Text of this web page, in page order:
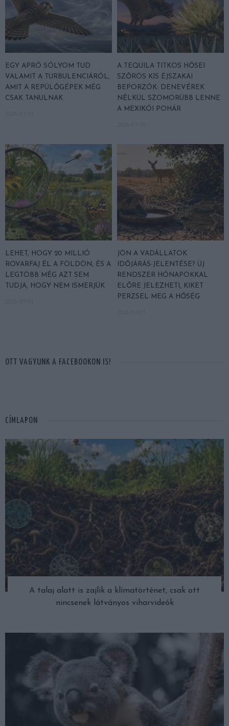
EGY APRÓ SÓLYOM TUD
VALAMIT A TURBULENCIÁRÓL,
AMIT A REPÜLŐGÉPEK MÉG
CSAK TANULNAK
A TEQUILA TITKOS HŐSEI
SZŐRÖS KIS ÉJSZAKAI
BEPORZÓK: DENEVÉREK
NÉLKÜL SZOMORÚBB LENNE
A MEXIKÓI POHÁR
LEHET, HOGY 20 MILLIÓ
ROVARFAJ ÉL A FÖLDÖN, ÉS A
LEGTÖBB MÉG AZT SEM
TUDJA, HOGY NEM ISMERJÜK
JÖN A VADÁLLATOK
IDŐJÁRÁS-JELENTÉSE? ÚJ
RENDSZER HÓNAPOKKAL
ELŐRE JELEZHETI, KIKET
PERZSEL MEG A HŐSÉG
OTT VAGYUNK A FACEBOOKON IS!
CÍMLAPON
A talaj alatt is zajlik a klímatörténet, csak ott
nincsenek látványos viharvideók